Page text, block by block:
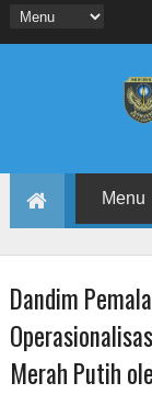
Dandim
Merah Putih